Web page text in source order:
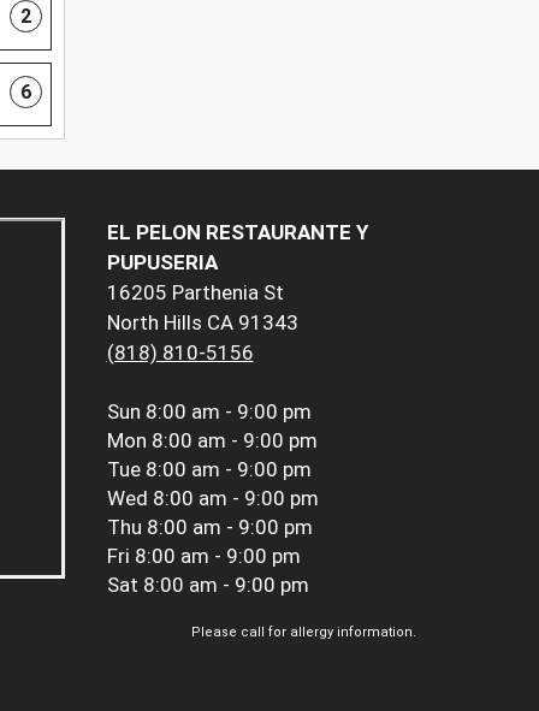
2
6
EL PELON RESTAURANTE Y
PUPUSERIA
16205 Parthenia St
North Hills CA 91343
(818) 810-5156
Sun 8:00 am - 9:00 pm
Mon 8:00 am - 9:00 pm
Tue 8:00 am - 9:00 pm
Wed 8:00 am - 9:00 pm
Thu 8:00 am - 9:00 pm
Fri 8:00 am - 9:00 pm
Sat 8:00 am - 9:00 pm
Please call for allergy information.